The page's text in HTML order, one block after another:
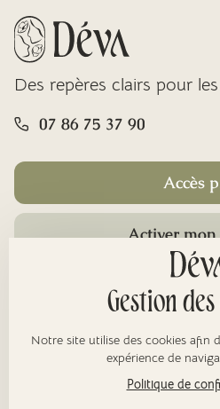
Des repères clairs pour
07 86 75 37 90
Accès
Activer mon
Gestion
Notre site utilise des cookies afin
expérience de
Politique de